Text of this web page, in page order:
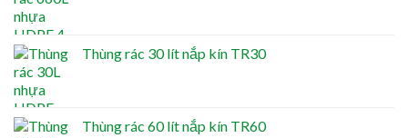
Thùng rác 30 lít nắp kín TR30
Thùng rác 60 lít nắp kín TR60